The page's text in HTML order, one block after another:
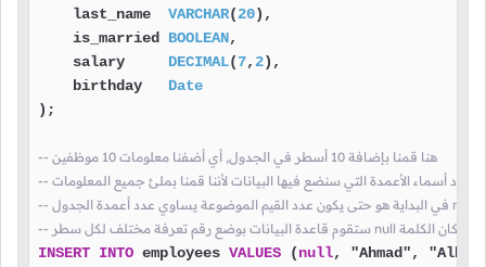
    last_name
VARCHAR(20),
    is_married
BOOLEAN,
    salary
DECIMAL(7,2),
    birthday
Date
);
-- هنا قمنا بإضافة 10 أسطر في الجدول, أي أضفنا معلومات 10 موظفين
لم نحدد أسماء الأعمدة التي سنضع فيها البيانات لأننا قمنا بملئ جميع المعلومات
-- ستقوم قاعدة البيانات بوضع رقم تعرفة مختلف لكل سطر null مكان الكلمة
INSERT INTO employees VALUES (null, "Ahmad",